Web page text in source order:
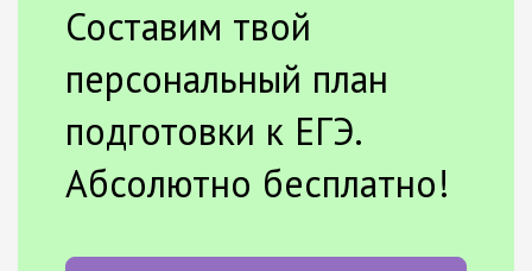
Составим твой
персональный план
подготовки к ЕГЭ.
Абсолютно бесплатно!